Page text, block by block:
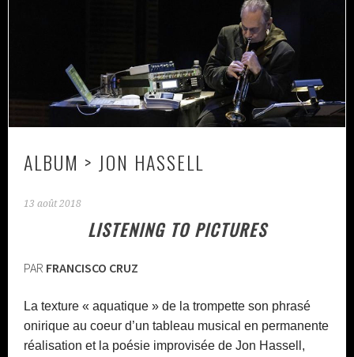
ALBUM > JON HASSELL
13 août 2018
LISTENING TO PICTURES
PAR FRANCISCO CRUZ
La texture « aquatique » de la trompette son phrasé
onirique au coeur d’un tableau musical en permanente
réalisation et la poésie improvisée de Jon Hassell,